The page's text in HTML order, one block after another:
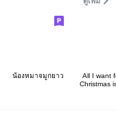
น้องหมาจมูกยาว
All I want
Christmas